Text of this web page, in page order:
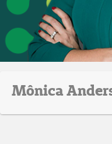
Mônica